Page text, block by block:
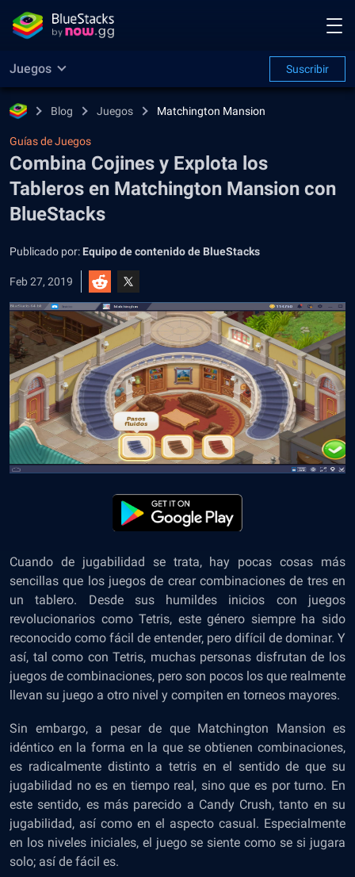
Juegos Suscribir
Blog Juegos Matchington Mansion
Guías de Juegos
Combina Cojines y Explota los
Tableros en Matchington Mansion con
BlueStacks
Publicado por: Equipo de contenido de BlueStacks
Feb 27, 2019
Cuando de jugabilidad se trata, hay pocas cosas más
sencillas que los juegos de crear combinaciones de tres en
un tablero. Desde sus humildes inicios con juegos
revolucionarios como Tetris, este género siempre ha sido
reconocido como fácil de entender, pero difícil de dominar. Y
así, tal como con Tetris, muchas personas disfrutan de los
juegos de combinaciones, pero son pocos los que realmente
llevan su juego a otro nivel y compiten en torneos mayores.
Sin embargo, a pesar de que Matchington Mansion es
idéntico en la forma en la que se obtienen combinaciones,
es radicalmente distinto a tetris en el sentido de que su
jugabilidad no es en tiempo real, sino que es por turno. En
este sentido, es más parecido a Candy Crush, tanto en su
jugabilidad, así como en el aspecto casual. Especialmente
en los niveles iniciales, el juego se siente como se si jugara
solo; así de fácil es.